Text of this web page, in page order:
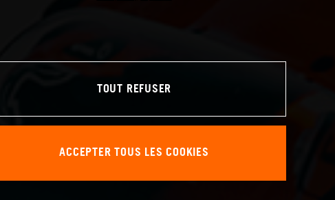
TOUT REFUSER
ACCEPTER TOUS LES COOKIES